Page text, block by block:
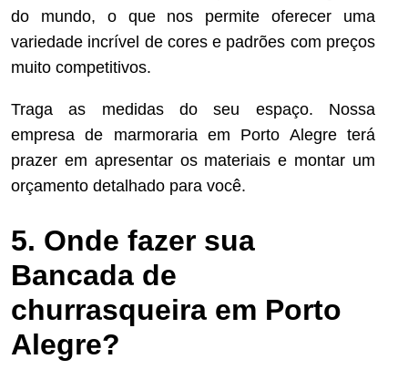
do mundo, o que nos permite oferecer uma
variedade incrível de cores e padrões com preços
muito competitivos.
Traga as medidas do seu espaço. Nossa
empresa de marmoraria em Porto Alegre terá
prazer em apresentar os materiais e montar um
orçamento detalhado para você.
5. Onde fazer sua
Bancada de
churrasqueira em Porto
Alegre?